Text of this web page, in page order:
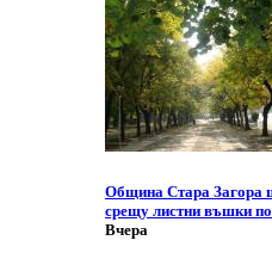
Община Стара Загора
срещу листни въшки
Вчера